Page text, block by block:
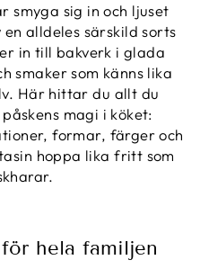
smyga sig in och ljuset
alldeles särskild sorts
in till bakverk i glada
smaker som känns lika
Här hittar du allt du
magi i köket:
formar, färger och
hoppa lika fritt som
hela familjen